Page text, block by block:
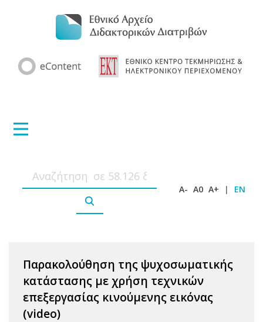
A- A0 A+ | EN
Παρακολούθηση της ψυχοσωματικής
κατάστασης με χρήση τεχνικών
επεξεργασίας κινούμενης εικόνας
(video)